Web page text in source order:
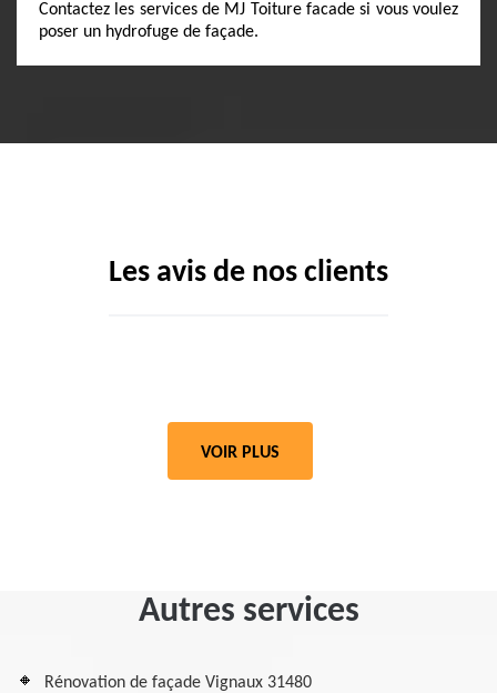
Contactez les services de MJ Toiture facade si vous voulez
poser un hydrofuge de façade.
Les avis de nos clients
VOIR PLUS
Autres services
Rénovation de façade Vignaux 31480